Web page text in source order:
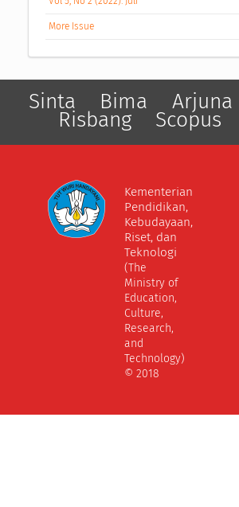
More Issue
Sinta Bima Arjuna
Risbang Scopus
Kementerian
Pendidikan,
Kebudayaan,
Riset, dan
Teknologi
(The
Ministry of
Education,
Culture,
Research,
and
Technology)
© 2018